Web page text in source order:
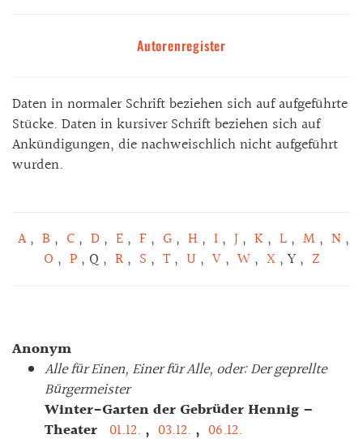
Autorenregister
Daten in normaler Schrift beziehen sich auf aufgeführte
Stücke. Daten in kursiver Schrift beziehen sich auf
Ankündigungen, die nachweischlich nicht aufgeführt
wurden.
A , B , C , D , E , F , G , H , I , J , K , L , M , N ,
O , P , Q , R , S , T , U , V , W , X , Y , Z
Anonym
Alle für Einen, Einer für Alle, oder: Der geprellte
Bürgermeister
Winter-Garten der Gebrüder Hennig –
Theater 01.12. , 03.12. , 06.12.